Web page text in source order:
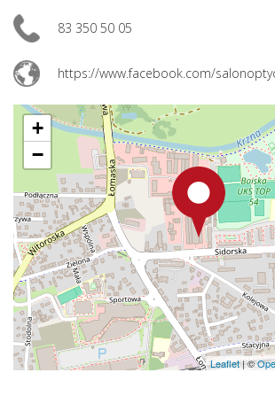
83 350 50 05
https://www.facebook.com/
+
−
Leaflet|©